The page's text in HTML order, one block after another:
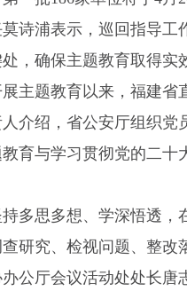
诗浦表示，巡回指导工
，确保主题教育取得实
主题教育以来，福建省
介绍，省公安厅组织党
教育与学习贯彻党的二
持多思多想、学深悟透，
研究、检视问题、整改
办公厅会议活动处处长